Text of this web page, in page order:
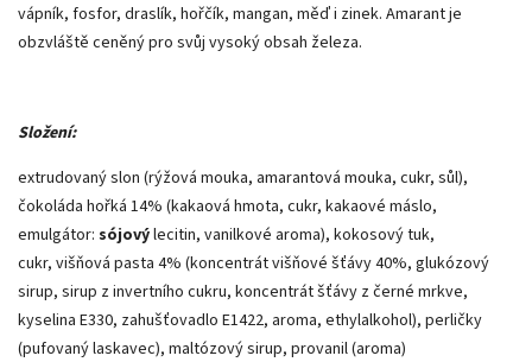
vápník, fosfor, draslík, hořčík, mangan, měď i zinek. Amarant je
obzvláště ceněný pro svůj vysoký obsah železa.
Složení:
extrudovaný slon (rýžová mouka, amarantová mouka, cukr, sůl),
čokoláda hořká 14% (kakaová hmota, cukr, kakaové máslo,
emulgátor: sójovýlecitin, vanilkové aroma), kokosový tuk,
cukr, višňová pasta 4% (koncentrát višňové šťávy 40%, glukózový
sirup, sirup z invertního cukru, koncentrát šťávy z černé mrkve,
kyselina E330, zahušťovadlo E1422, aroma, ethylalkohol), perličky
(pufovaný laskavec), maltózový sirup, provanil (aroma)